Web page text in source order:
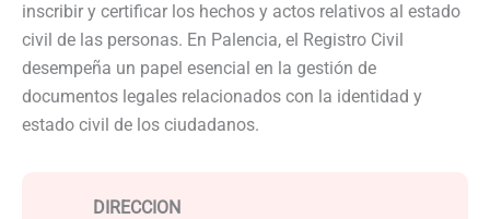
inscribir y certificar los hechos y actos relativos al estado
civil de las personas. En Palencia, el Registro Civil
desempeña un papel esencial en la gestión de
documentos legales relacionados con la identidad y
estado civil de los ciudadanos.
DIRECCION